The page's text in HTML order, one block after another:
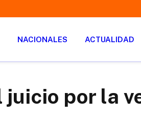
NACIONALES ACTUALIDAD
juicio por la